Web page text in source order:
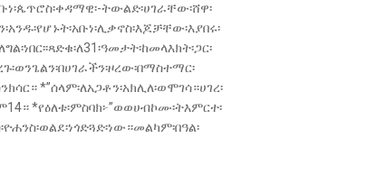
ትውልድ፡ሀገራቸው፡ሸዋ፡
*”ሰላም፡ለአጋቶን፡አክሊለ፡ወሞገሳ።ሀገረ፡
*የዕለቱ፡ምስባክ፦”ወወሀብኮሙ፡ትእምርተ፡